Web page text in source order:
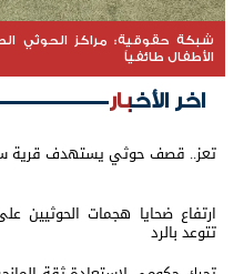
شبكة حقوقية: مراكز الحوثي
الأطفال طائفياً
اخر الأخبار
تعز.. قصف حوثي يستهدف قرية
ارتفاع ضحايا هجمات الحوثيين
تتوعد بالرد